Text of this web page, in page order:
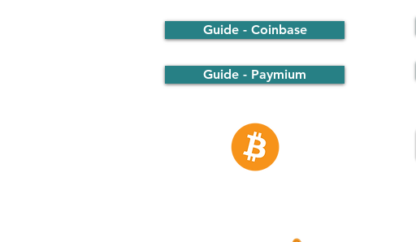
Guide - Coinbase
Guide - Paymium